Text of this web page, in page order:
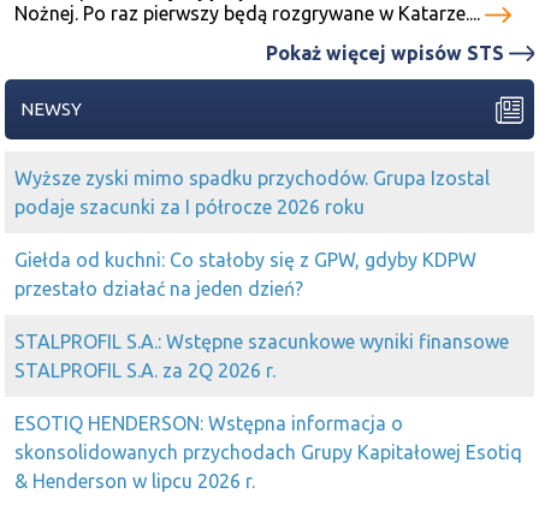
Nożnej. Po raz pierwszy będą rozgrywane w Katarze....
Pokaż więcej wpisów STS
NEWSY
Wyższe zyski mimo spadku przychodów. Grupa Izostal
podaje szacunki za I półrocze 2026 roku
Giełda od kuchni: Co stałoby się z GPW, gdyby KDPW
przestało działać na jeden dzień?
STALPROFIL S.A.: Wstępne szacunkowe wyniki finansowe
STALPROFIL S.A. za 2Q 2026 r.
ESOTIQ HENDERSON: Wstępna informacja o
skonsolidowanych przychodach Grupy Kapitałowej Esotiq
& Henderson w lipcu 2026 r.